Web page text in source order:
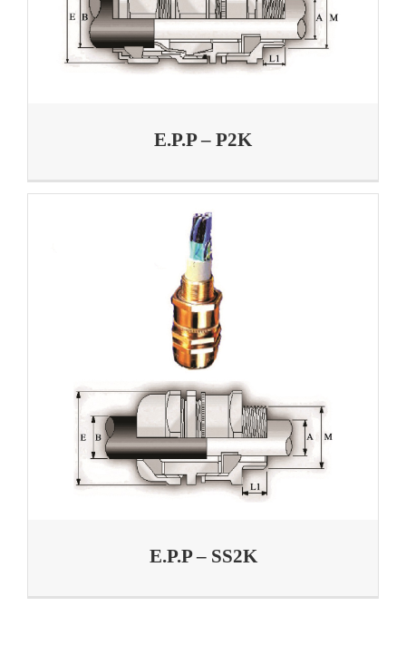
E.P.P – P2K
E.P.P – SS2K